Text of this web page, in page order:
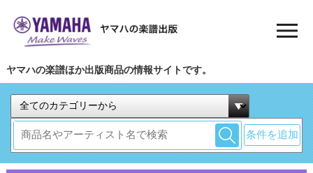
ヤマハの楽譜ほか出版商品の情報サイトです。
条件を追加